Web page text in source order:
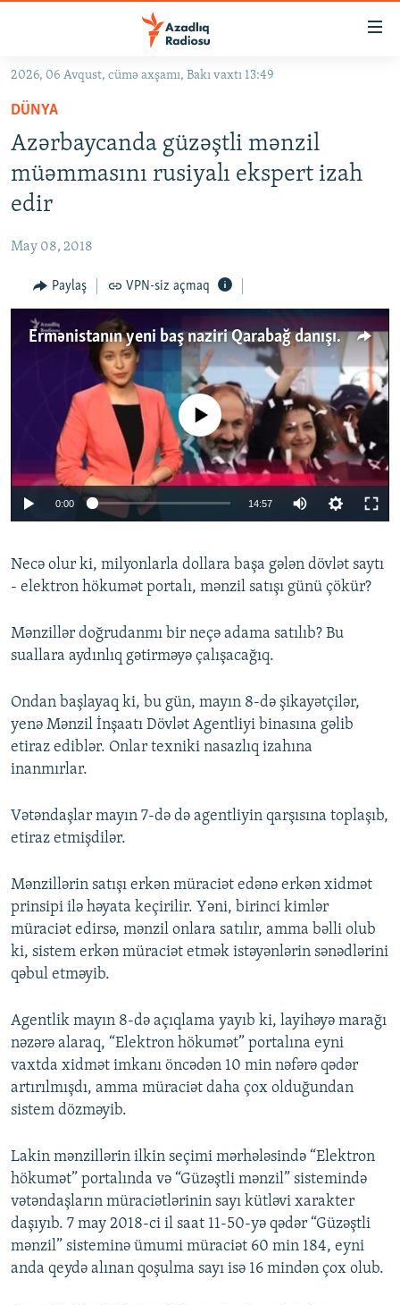
Əsas
qayıt
Əsas
naviqasiyaya
qayıt
Axtarışa
#İZAHLA
KORRUPSIOMETR
#ƏSLINDƏ
QANUNI DOĞRU
ARAŞDIRMA
MULTIMEDIA
FOTOQALEREYA
İNFOQRAFIKA
KARIKATURA
RADIO ARXIV
AZƏRBAYCAN ƏDƏBIYYATI KITABXANASI
İSLAM VƏ DEMOKRATIYA
İZ - MƏDƏNIYYƏT PROQRAMI
HAQQIMIZDA
MISSIYAMIZ
PEŞƏ ETIKASI VƏ JURNALISTIKA STANDARTLARIMIZ
MATERIALLARIMIZDAN ISTIFADƏ
AZADLIQRADIOSU MOBIL TELEFONUNUZDA
XƏBƏR BÜLLETENLƏRIMIZ
BIZI IZLƏ
RFE/RL-in bütün saytları
2026, 06 Avqust, cümə axşamı, Bakı vaxtı 13:49
DÜNYA
Azərbaycanda güzəştli mənzil
müəmmasını rusiyalı ekspert izah
edir
May 08, 2018
Paylaş VPN-siz açmaq
Ermənistanın yeni baş naziri Qarabağ danışıqlarında nəyi dəyişir
No media source currently available
0:00 14:57
Necə olur ki, milyonlarla dollara başa gələn dövlət saytı
- elektron hökumət portalı, mənzil satışı günü çökür?
Mənzillər doğrudanmı bir neçə adama satılıb? Bu
suallara aydınlıq gətirməyə çalışacağıq.
Ondan başlayaq ki, bu gün, mayın 8-də şikayətçilər,
yenə Mənzil İnşaatı Dövlət Agentliyi binasına gəlib
etiraz ediblər. Onlar texniki nasazlıq izahına
inanmırlar.
Vətəndaşlar mayın 7-də də agentliyin qarşısına toplaşıb,
etiraz etmişdilər.
Mənzillərin satışı erkən müraciət edənə erkən xidmət
prinsipi ilə həyata keçirilir. Yəni, birinci kimlər
müraciət edirsə, mənzil onlara satılır, amma bəlli olub
ki, sistem erkən müraciət etmək istəyənlərin sənədlərini
qəbul etməyib.
Agentlik mayın 8-də açıqlama yayıb ki, layihəyə marağı
nəzərə alaraq, “Elektron hökumət” portalına eyni
vaxtda xidmət imkanı öncədən 10 min nəfərə qədər
artırılmışdı, amma müraciət daha çox olduğundan
sistem dözməyib.
Lakin mənzillərin ilkin seçimi mərhələsində “Elektron
hökumət” portalında və “Güzəştli mənzil” sistemində
vətəndaşların müraciətlərinin sayı kütləvi xarakter
daşıyıb. 7 may 2018-ci il saat 11-50-yə qədər “Güzəştli
mənzil” sisteminə ümumi müraciət 60 min 184, eyni
anda qeydə alınan qoşulma sayı isə 16 mindən çox olub.